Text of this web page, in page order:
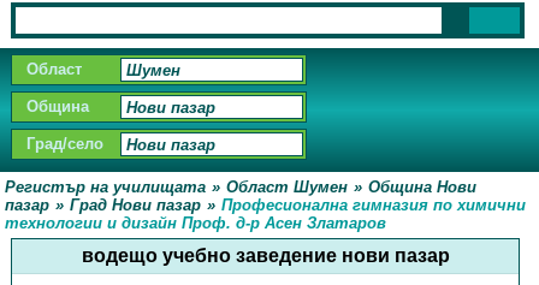
Нови пазар - Материална база
Област
Община
Град/село
Регистър на училищата » Област Шумен » Община Нови
пазар » Град Нови пазар » Професионална гимназия по химични
технологии и дизайн Проф. д-р Асен Златаров
водещо учебно заведение нови пазар